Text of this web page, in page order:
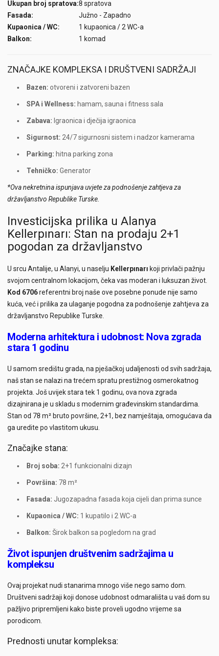
Ukupan broj spratova:8 spratova
Fasada:
Južno - Zapadno
Kupaonica / WC:
1 kupaonica / 2 WC-a
Balkon:
1 komad
ZNAČAJKE KOMPLEKSA I DRUŠTVENI SADRŽAJI
Bazen: otvoreni i zatvoreni bazen
SPA i Wellness: hamam, sauna i fitness sala
Zabava: Igraonica i dječija igraonica
Sigurnost: 24/7 sigurnosni sistem i nadzor kamerama
Parking: hitna parking zona
Tehničko: Generator
*Ova nekretnina ispunjava uvjete za podnošenje zahtjeva za
državljanstvo Republike Turske.
Investicijska prilika u Alanya
Kellerpınarı: Stan na prodaju 2+1
pogodan za državljanstvo
U srcu Antalije, u Alanyi, u naselju Kellerpınarı koji privlači pažnju
svojom centralnom lokacijom, čeka vas moderan i luksuzan život.
Kod 6706referentni broj naše ove posebne ponude nije samo
kuća, već i prilika za ulaganje pogodna za podnošenje zahtjeva za
državljanstvo Republike Turske.
Moderna arhitektura i udobnost: Nova zgrada
stara 1 godinu
U samom središtu grada, na pješačkoj udaljenosti od svih sadržaja,
naš stan se nalazi na trećem spratu prestižnog osmerokatnog
projekta. Još uvijek stara tek 1 godinu, ova nova zgrada
dizajnirana je u skladu s modernim građevinskim standardima.
Stan od 78 m² bruto površine, 2+1, bez namještaja, omogućava da
ga uredite po vlastitom ukusu.
Značajke stana:
Broj soba: 2+1 funkcionalni dizajn
Površina: 78 m²
Fasada: Jugozapadna fasada koja cijeli dan prima sunce
Kupaonica / WC: 1 kupatilo i 2 WC-a
Balkon: Širok balkon sa pogledom na grad
Život ispunjen društvenim sadržajima u
kompleksu
Ovaj projekat nudi stanarima mnogo više nego samo dom.
Društveni sadržaji koji donose udobnost odmarališta u vaš dom su
pažljivo pripremljeni kako biste proveli ugodno vrijeme sa
porodicom.
Prednosti unutar kompleksa: